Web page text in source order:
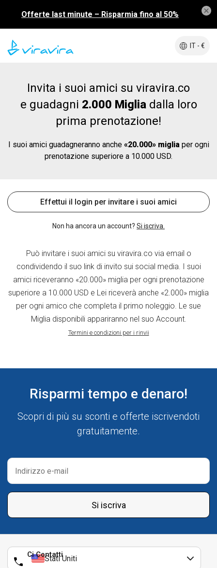
Offerte last minute – Risparmia fino al 50%
IT - €
Invita i suoi amici su viravira.co
e guadagni 2.000 Migliadalla loro
prima prenotazione!
I suoi amici guadagneranno anche «20.000» migliaper ogni
prenotazione superiore a 10.000 USD.
Effettui il login per invitare i suoi amici
Non ha ancora un account? Si iscriva.
Può invitare i suoi amici su viravira.co via email o
condividendo il suo link di invito sui social media. I suoi
amici riceveranno «20.000» miglia per ogni prenotazione
superiore a 10.000 USD e Lei riceverà anche «2.000» miglia
per ogni amico che completa il primo noleggio. Le sue
Miglia disponibili appariranno nel suo Account.
Termini e condizioni per i rinvii
Risparmi tempo e denaro!
Scopri di più su sconti e offerte iscrivendoti
gratuitamente.
Si iscriva
Ci Contatti
Stati Uniti